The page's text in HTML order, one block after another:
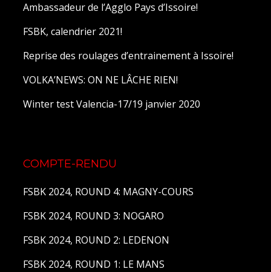
Ambassadeur de l’Agglo Pays d’Issoire!
FSBK, calendrier 2021!
Reprise des roulages d’entrainement à Issoire!
VOLKA’NEWS: ON NE LÂCHE RIEN!
Winter test Valencia-17/19 janvier 2020
COMPTE-RENDU
FSBK 2024, ROUND 4: MAGNY-COURS
FSBK 2024, ROUND 3: NOGARO
FSBK 2024, ROUND 2: LEDENON
FSBK 2024, ROUND 1: LE MANS